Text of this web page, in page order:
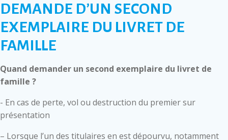
DEMANDE D’UN SECOND
EXEMPLAIRE DU LIVRET DE
FAMILLE
Quand demander un second exemplaire du livret de
famille ?
- En cas de perte, vol ou destruction du premier sur
présentation
– Lorsque l’un des titulaires en est dépourvu, notamment